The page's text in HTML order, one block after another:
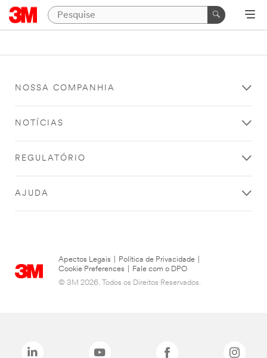
NOSSA COMPANHIA
NOTÍCIAS
REGULATÓRIO
AJUDA
Apectos Legais Política de Privacidade
Cookie Preferences
Fale com o DPO
© 3M 2026. Todos os Direitos Reservados.